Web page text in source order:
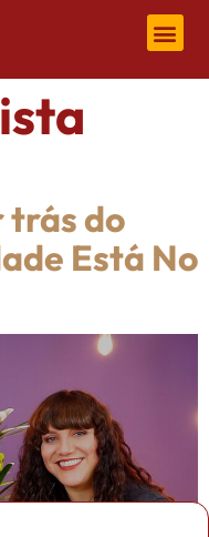
trás do
Está No